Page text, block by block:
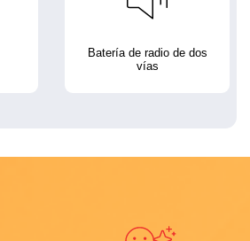
Batería de radio de dos
vías